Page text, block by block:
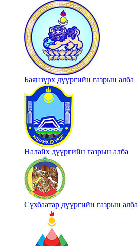
Баянзүрх дүүргийн газрын алба
Налайх дүүргийн газрын алба
Сүхбаатар дүүргийн газрын алба